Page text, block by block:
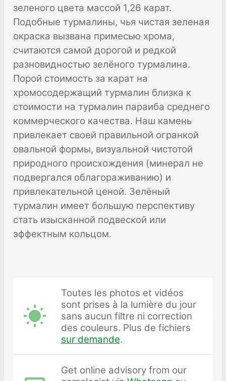
зеленого цвета массой 1,26 карат.
Подобные турмалины, чья чистая зеленая
окраска вызвана примесью хрома,
считаются самой дорогой и редкой
разновидностью зелёного турмалина.
Порой стоимость за карат на
хромосодержащий турмалин близка к
стоимости на турмалин параиба среднего
коммерческого качества. Наш камень
привлекает своей правильной огранкой
овальной формы, визуальной чистотой
природного происхождения (минерал не
подвергался облагораживанию) и
привлекательной ценой. Зелёный
турмалин имеет большую перспективу
стать изысканной подвеской или
эффектным кольцом.
Toutes les photos et vidéos
sont prises à la lumière du jour
sans aucun filtre ni correction
des couleurs. Plus de fichiers
sur demande.
Get online advisory from our